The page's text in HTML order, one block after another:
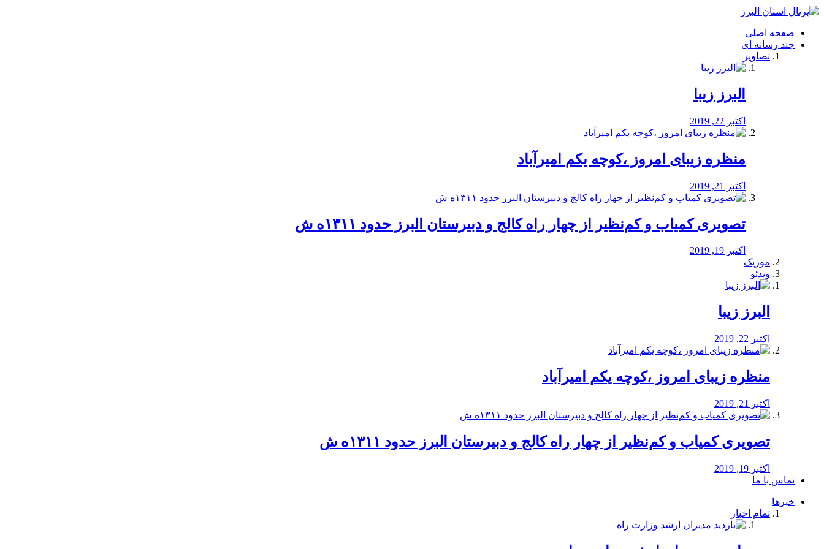
فصد
شرق
تهران
خشکشویی
صفحه اصلی
چند رسانه ای
تصاویر
البرز زیبا
اکتبر 22, 2019
منظره‌‌ زیبای امروز ،کوچه یکم امیرآباد
اکتبر 21, 2019
️تصویری کمیاب و کم‌نظیر از چهار راه كالج و دبيرستان البرز حدود ۱۳۱۱ه ش
اکتبر 19, 2019
موزیک
ویدئو
البرز زیبا
اکتبر 22, 2019
منظره‌‌ زیبای امروز ،کوچه یکم امیرآباد
اکتبر 21, 2019
️تصویری کمیاب و کم‌نظیر از چهار راه كالج و دبيرستان البرز حدود ۱۳۱۱ه ش
اکتبر 19, 2019
تماس با ما
خبرها
تمام اخبار